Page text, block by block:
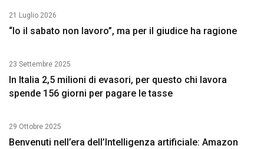
21 Luglio 2026
“Io il sabato non lavoro”, ma per il giudice ha ragione
23 Settembre 2025
In Italia 2,5 milioni di evasori, per questo chi lavora
spende 156 giorni per pagare le tasse
29 Ottobre 2025
Benvenuti nell’era dell’Intelligenza artificiale: Amazon